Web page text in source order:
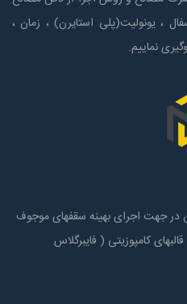
، یونولیت(پلی استايرن) ، زمان ،
نماییم.
در جهت اجرای بهینه سقفهای موجوف
کامپوزیتی ( فایبرگلاس